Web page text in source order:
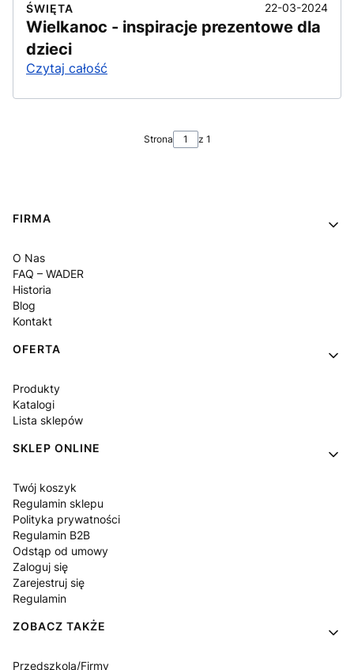
ŚWIĘTA 22-03-2024
Wielkanoc - inspiracje prezentowe dla
dzieci
Czytaj całość
Strona z 1
Linki w stopce
FIRMA
O Nas
FAQ – WADER
Historia
Blog
Kontakt
OFERTA
Produkty
Katalogi
Lista sklepów
SKLEP ONLINE
Twój koszyk
Regulamin sklepu
Polityka prywatności
Regulamin B2B
Odstąp od umowy
Zaloguj się
Zarejestruj się
Regulamin
ZOBACZ TAKŻE
Przedszkola/Firmy